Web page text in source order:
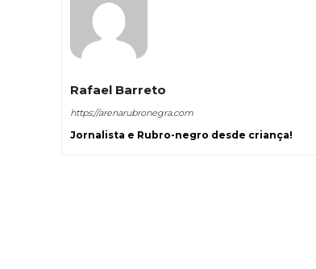
Rafael Barreto
https://arenarubronegra.com
Jornalista e Rubro-negro desde criança!